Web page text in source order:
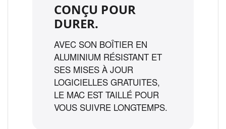
CONÇU POUR
DURER.
AVEC SON BOÎTIER EN
ALUMINIUM RÉSISTANT ET
SES MISES À JOUR
LOGICIELLES GRATUITES,
LE MAC EST TAILLÉ POUR
VOUS SUIVRE LONGTEMPS.